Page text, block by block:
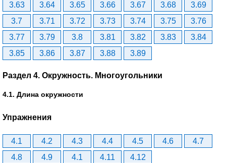
3.63 3.64 3.65 3.66 3.67 3.68
3.69
3.7
3.71 3.72 3.73 3.74 3.75
3.76
3.77
3.79 3.8 3.81 3.82 3.83
3.84
3.85
3.86 3.87 3.88 3.89
Раздел 4. Окружность. Многоугольники
4.1. Длина окружности
Упражнения
4.1 4.2 4.3 4.4 4.5 4.6
4.7
4.8
4.9 4.1 4.11 4.12